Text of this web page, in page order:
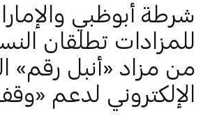
شرطة أبوظبي
للمزادات تطلقان
من مزاد «أنبل رقم»
الإلكتروني لدعم